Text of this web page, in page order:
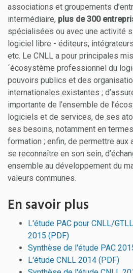
associations et groupements
intermédiaire, plus de 300
spécialisées ou avec une activité
logiciel libre - éditeurs,
etc. Le CNLL a pour principales
´écosystème professionnel du
pouvoirs publics et des
internationales existantes ;
importante de l’ensemble de
logiciels et de services, de ses
ses besoins, notamment en
formation ; enfin, de permettre aux
se reconnaître en son sein,
ensemble au développement du
valeurs communes.
En savoir plus
L'étude PAC pour CNLL/
2015 (PDF)
Synthèse de l'étude PAC
L'étude CNLL 2014 (PDF)